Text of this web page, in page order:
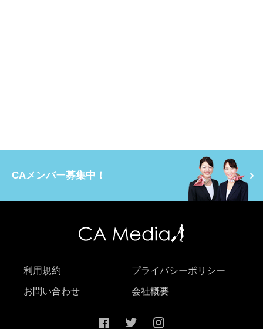
CAメンバー募集中！
利用規約 プライバシーポリシー
お問い合わせ 会社概要